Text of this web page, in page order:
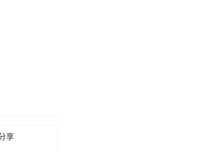
享